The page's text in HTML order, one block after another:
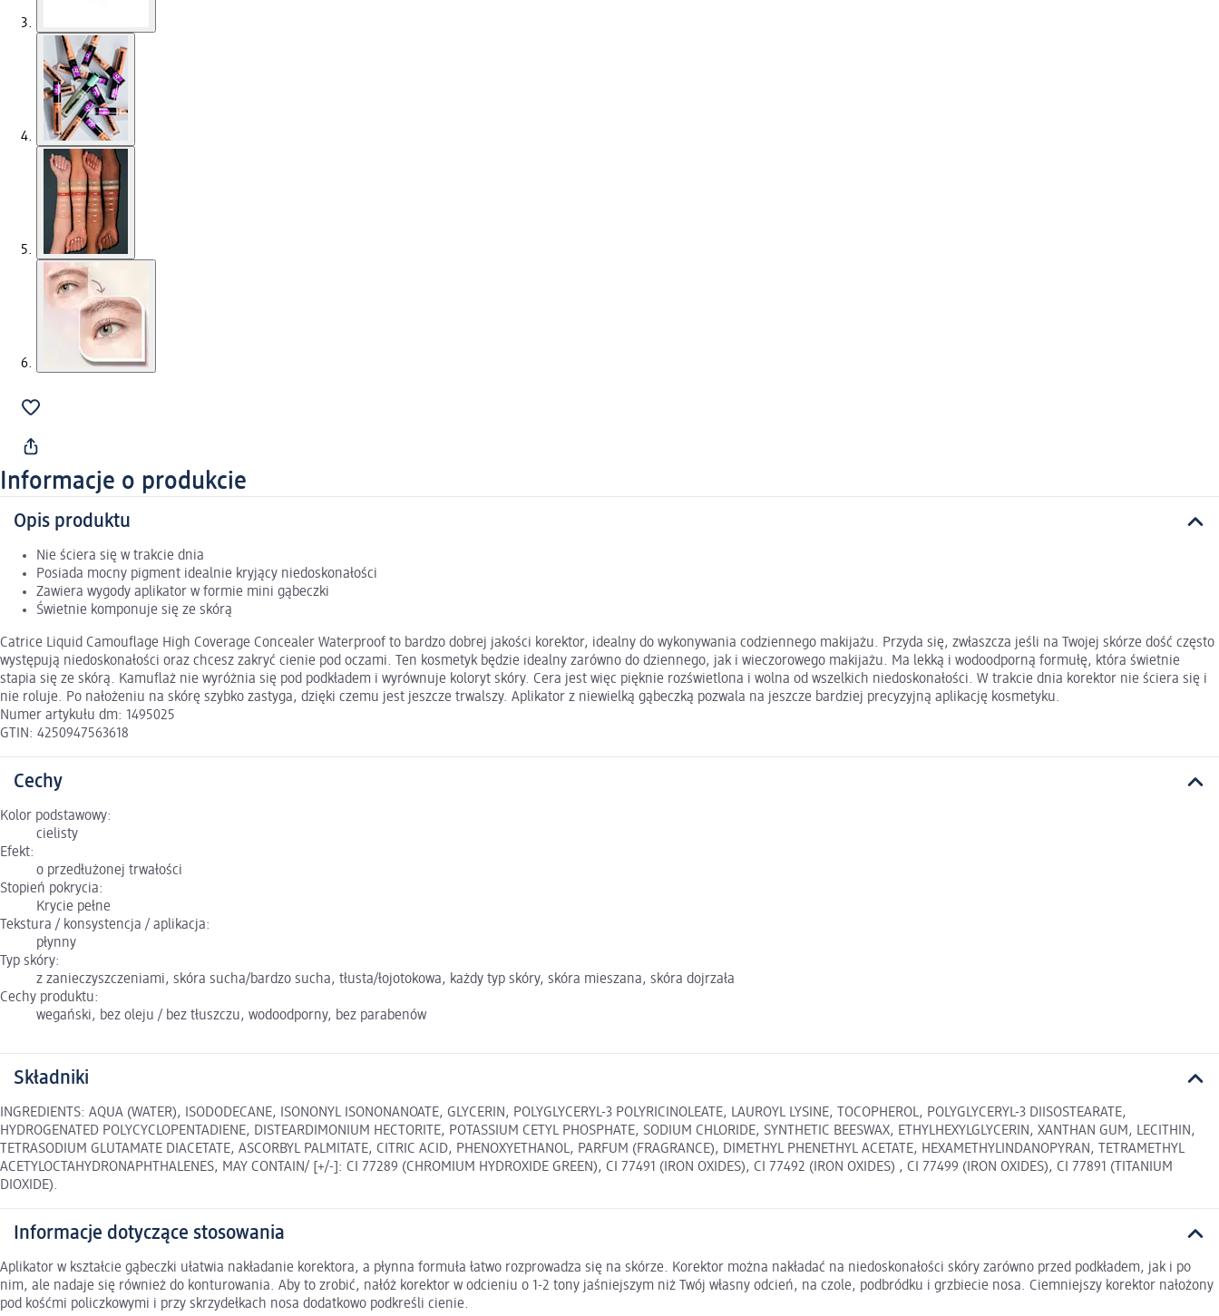
Informacje o produkcie
Opis produktu
Nie ściera się w trakcie dnia
Posiada mocny pigment idealnie kryjący niedoskonałości
Zawiera wygody aplikator w formie mini gąbeczki
Świetnie komponuje się ze skórą
Catrice Liquid Camouflage High Coverage Concealer Waterproof to bardzo dobrej jakości korektor, idealny do wykonywania codziennego makijażu. Przyda się, zwłaszcza jeśli na Twojej skórze dość często
występują niedoskonałości oraz chcesz zakryć cienie pod oczami. Ten kosmetyk będzie idealny zarówno do dziennego, jak i wieczorowego makijażu. Ma lekką i wodoodporną formułę, która świetnie
stapia się ze skórą. Kamuflaż nie wyróżnia się pod podkładem i wyrównuje koloryt skóry. Cera jest więc pięknie rozświetlona i wolna od wszelkich niedoskonałości. W trakcie dnia korektor nie ściera się i
nie roluje. Po nałożeniu na skórę szybko zastyga, dzięki czemu jest jeszcze trwalszy. Aplikator z niewielką gąbeczką pozwala na jeszcze bardziej precyzyjną aplikację kosmetyku.
Numer artykułu dm: 1495025
GTIN: 4250947563618
Cechy
Kolor podstawowy:
cielisty
Efekt:
o przedłużonej trwałości
Stopień pokrycia:
Krycie pełne
Tekstura / konsystencja / aplikacja:
płynny
Typ skóry:
z zanieczyszczeniami, skóra sucha/bardzo sucha, tłusta/łojotokowa, każdy typ skóry, skóra mieszana, skóra dojrzała
Cechy produktu:
wegański, bez oleju / bez tłuszczu, wodoodporny, bez parabenów
Składniki
INGREDIENTS: AQUA (WATER), ISODODECANE, ISONONYL ISONONANOATE, GLYCERIN, POLYGLYCERYL-3 POLYRICINOLEATE, LAUROYL LYSINE, TOCOPHEROL, POLYGLYCERYL-3 DIISOSTEARATE,
HYDROGENATED POLYCYCLOPENTADIENE, DISTEARDIMONIUM HECTORITE, POTASSIUM CETYL PHOSPHATE, SODIUM CHLORIDE, SYNTHETIC BEESWAX, ETHYLHEXYLGLYCERIN, XANTHAN GUM, LECITHIN,
TETRASODIUM GLUTAMATE DIACETATE, ASCORBYL PALMITATE, CITRIC ACID, PHENOXYETHANOL, PARFUM (FRAGRANCE), DIMETHYL PHENETHYL ACETATE, HEXAMETHYLINDANOPYRAN, TETRAMETHYL
ACETYLOCTAHYDRONAPHTHALENES, MAY CONTAIN/ [+/-]: CI 77289 (CHROMIUM HYDROXIDE GREEN), CI 77491 (IRON OXIDES), CI 77492 (IRON OXIDES) , CI 77499 (IRON OXIDES), CI 77891 (TITANIUM
DIOXIDE).
Informacje dotyczące stosowania
Aplikator w kształcie gąbeczki ułatwia nakładanie korektora, a płynna formuła łatwo rozprowadza się na skórze. Korektor można nakładać na niedoskonałości skóry zarówno przed podkładem, jak i po
nim, ale nadaje się również do konturowania. Aby to zrobić, nałóż korektor w odcieniu o 1-2 tony jaśniejszym niż Twój własny odcień, na czole, podbródku i grzbiecie nosa. Ciemniejszy korektor nałożony
pod kośćmi policzkowymi i przy skrzydełkach nosa dodatkowo podkreśli cienie.